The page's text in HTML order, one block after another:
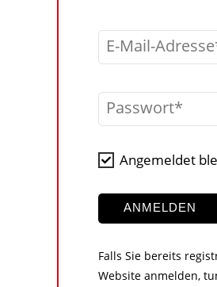
E-Mail-Adresse
Passwort
Angemeldet
ANMELDEN
Falls Sie bereits
Website anmelden,